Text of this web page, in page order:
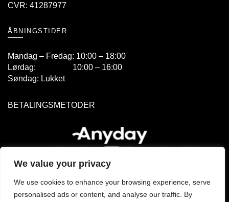
We value your privacy
We use cookies to enhance your browsing experience, serve
personalised ads or content, and analyse our traffic. By
CVR: 41287977
ÅBNINGSTIDER
Mandag – Fredag: 10:00 – 18:00
Lørdag: 10:00 – 16:00
Søndag: Lukket
BETALINGSMETODER